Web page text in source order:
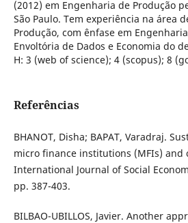
(2012) em Engenharia de Produção
São Paulo. Tem experiência na área
Produção, com ênfase em
Envoltória de Dados e Economia do
H: 3 (web of science); 4 (scopus); 8
Referências
BHANOT, Disha; BAPAT, Varadraj.
micro finance institutions (MFIs) and
International Journal of Social
pp. 387-403.
BILBAO-UBILLOS, Javier. Another